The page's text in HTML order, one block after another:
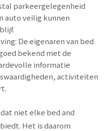
parkeergelegenheid
auto veilig kunnen
De eigenaren van bed
bekend met de
informatie
activiteiten
niet elke bed and
Het is daarom